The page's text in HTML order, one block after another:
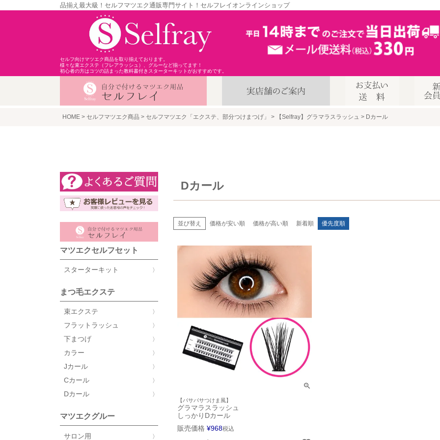
品揃え最大級！セルフマツエク通販専門サイト！セルフレイオンラインショップ
セルフ向けマツエク商品を取り揃えております。
様々な束エクステ（フレアラッシュ）、グルーなど揃ってます！
初心者の方はコツの詰まった教科書付きスターターキットがおすすめです。
HOME セルフマツエク商品 セルフマツエク「エクステ、部分つけまつげ」 【Selfray】グラマラスラッシュ Dカール
マツエクセルフセット
スターターキット
まつ毛エクステ
束エクステ
フラットラッシュ
下まつげ
カラー
Jカール
Cカール
Dカール
マツエクグルー
サロン用
Dカール
並び替え 価格が安い順 価格が高い順 新着順 優先度順
【バサバサつけま風】
グラマラスラッシュ
しっかりDカール
販売価格 ¥968税込